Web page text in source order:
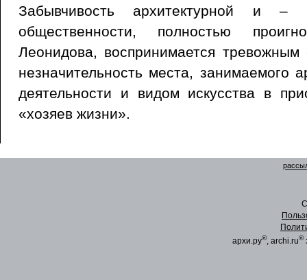
Забывчивость архитектурной и
общественности, полностью
Леонидова, воспринимается тревожным
незначительность места, занимаемого
деятельности и видом искусства в
«хозяев жизни».
архи.ру®, archi.ru®